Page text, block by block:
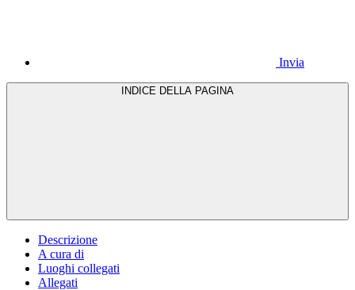
Invia
Descrizione
A cura di
Luoghi collegati
Allegati